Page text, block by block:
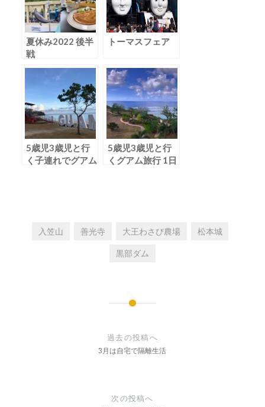
夏休み2022 後半
戦
トーマスフェア
5歳児3歳児と行
く子連れでグアム
5歳児3歳児と行
くグアム旅行 1日
入笠山 善光寺 大王わさび農場 松本城
黒部ダム
過去の投稿へ
3月は自宅で隔離生活
次の投稿へ